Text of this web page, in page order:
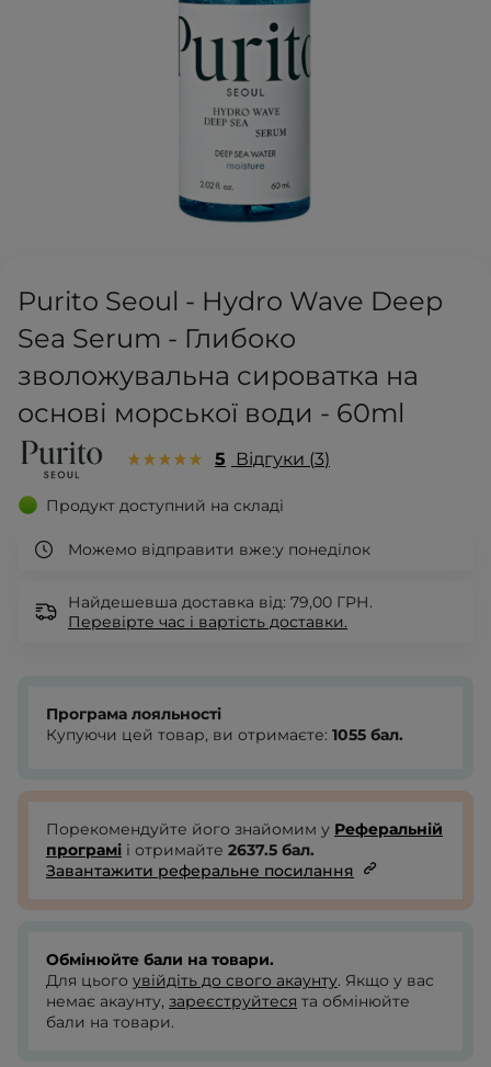
Purito Seoul - Hydro Wave Deep
Sea Serum - Глибоко
зволожувальна сироватка на
основі морської води - 60ml
5 Відгуки 3
Продукт доступний на складі
Можемо відправити вже:у понеділок
Найдешевша доставка від: 79,00 ГРН.
Перевірте час і вартість доставки.
Програма лояльності
Купуючи цей товар, ви отримаєте: 1055 бал.
Порекомендуйте його знайомим у Реферальній
програмі і отримайте 2637.5 бал.
Завантажити реферальне посилання
Обмінюйте бали на товари.
Для цього увійдіть до свого акаунту. Якщо у вас
немає акаунту, зареєструйтеся та обмінюйте
бали на товари.